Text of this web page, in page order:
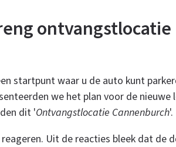
ontvangstlocatie
startpunt waar u de auto kunt
we het plan voor de nieuwe
dit 'Ontvangstlocatie Cannenburch'.
Uit de reacties bleek dat de